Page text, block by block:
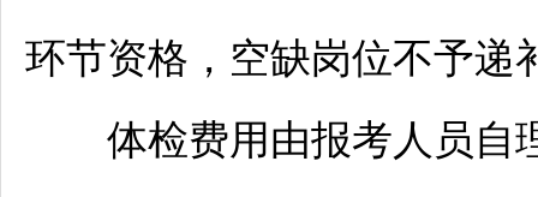
环节资格，空缺岗位不予递
体检费用由报考人员自